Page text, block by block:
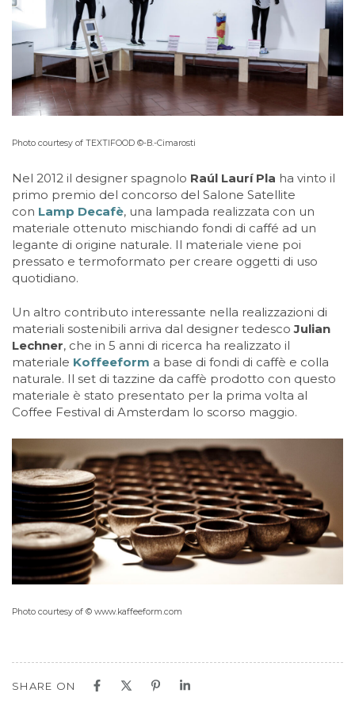
Photo courtesy of TEXTIFOOD ©-B.-Cimarosti
Nel 2012 il designer spagnolo Raúl Laurí Pla ha vinto il
primo premio del concorso del Salone Satellite
con Lamp Decafè, una lampada realizzata con un
materiale ottenuto mischiando fondi di caffé ad un
legante di origine naturale. Il materiale viene poi
pressato e termoformato per creare oggetti di uso
quotidiano.
Un altro contributo interessante nella realizzazioni di
materiali sostenibili arriva dal designer tedescoJulian
Lechner, che in 5 anni di ricerca ha realizzato il
materiale Koffeeform a base di fondi di caffè e colla
naturale. Il set di tazzine da caffè prodotto con questo
materiale è stato presentato per la prima volta al
Coffee Festival di Amsterdam lo scorso maggio.
Photo courtesy of © www.kaffeeform.com
SHARE ON